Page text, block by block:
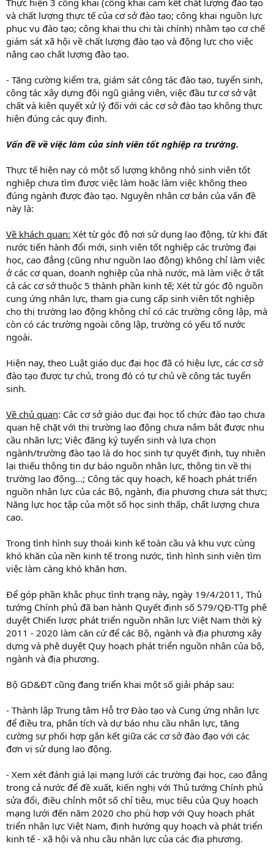
và chất lượng thực tế của cơ sở đào tạo; công khai nguồn lực
phục vụ đào tạo; công khai thu chi tài chính) nhằm tạo cơ chế
giám sát xã hội về chất lượng đào tạo và động lực cho việc
nâng cao chất lượng đào tạo.
- Tăng cường kiểm tra, giám sát công tác đào tạo, tuyển sinh,
công tác xây dựng đội ngũ giảng viên, việc đầu tư cơ sở vật
chất và kiên quyết xử lý đối với các cơ sở đào tạo không thực
hiện đúng các quy định.
Vấn đề về việc làm của sinh viên tốt nghiệp ra trường.
Thực tế hiện nay có một số lượng không nhỏ sinh viên tốt
nghiệp chưa tìm được việc làm hoặc làm việc không theo
đúng ngành được đào tạo. Nguyên nhân cơ bản của vấn đề
này là:
Về khách quan: Xét từ góc độ nơi sử dụng lao động, từ khi đất
nước tiến hành đổi mới, sinh viên tốt nghiệp các trường đại
học, cao đẳng (cũng như nguồn lao động) không chỉ làm việc
ở các cơ quan, doanh nghiệp của nhà nước, mà làm việc ở tất
cả các cơ sở thuộc 5 thành phần kinh tế; Xét từ góc độ nguồn
cung ứng nhân lực, tham gia cung cấp sinh viên tốt nghiệp
cho thị trường lao động không chỉ có các trường công lập, mà
còn có các trường ngoài công lập, trường có yếu tố nước
ngoài.
Hiện nay, theo Luật giáo dục đại học đã có hiệu lực, các cơ sở
đào tạo được tự chủ, trong đó có tự chủ về công tác tuyển
sinh.
Về chủ quan: Các cơ sở giáo dục đại học tổ chức đào tạo chưa
quan hệ chặt với thị trường lao động chưa nắm bắt được nhu
cầu nhân lực; Việc đăng ký tuyển sinh và lựa chọn
ngành/trường đào tạo là do học sinh tự quyết định, tuy nhiên
lại thiếu thông tin dự báo nguồn nhân lực, thông tin về thị
trường lao động…; Công tác quy hoạch, kế hoạch phát triển
nguồn nhân lực của các Bộ, ngành, địa phương chưa sát thực;
Năng lực học tập của một số học sinh thấp, chất lượng chưa
cao.
Trong tình hình suy thoái kinh kế toàn cầu và khu vực cùng
khó khăn của nền kinh tế trong nước, tình hình sinh viên tìm
việc làm càng khó khăn hơn.
Để góp phần khắc phục tình trạng này, ngày 19/4/2011, Thủ
tướng Chính phủ đã ban hành Quyết định số 579/QĐ-TTg phê
duyệt Chiến lược phát triển nguồn nhân lực Việt Nam thời kỳ
2011 - 2020 làm căn cứ để các Bộ, ngành và địa phương xây
dựng và phê duyệt Quy hoạch phát triển nguồn nhân của bộ,
ngành và địa phương.
Bộ GD&ĐT cũng đang triển khai một số giải pháp sau:
- Thành lập Trung tâm Hỗ trợ Đào tạo và Cung ứng nhân lực
để điều tra, phân tích và dự báo nhu cầu nhân lực, tăng
cường sự phối hợp gắn kết giữa các cơ sở đào đạo với các
đơn vị sử dụng lao động.
- Xem xét đánh giá lại mạng lưới các trường đại học, cao đẳng
trong cả nước để đề xuất, kiến nghị với Thủ tướng Chính phủ
sửa đổi, điều chỉnh một số chỉ tiêu, mục tiêu của Quy hoạch
mạng lưới đến năm 2020 cho phù hợp với Quy hoạch phát
triển nhân lực Việt Nam, định hướng quy hoạch và phát triển
kinh tế - xã hội và nhu cầu nhân lực của các địa phương.